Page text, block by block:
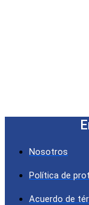
Nosotros
Política de
Acuerdo de